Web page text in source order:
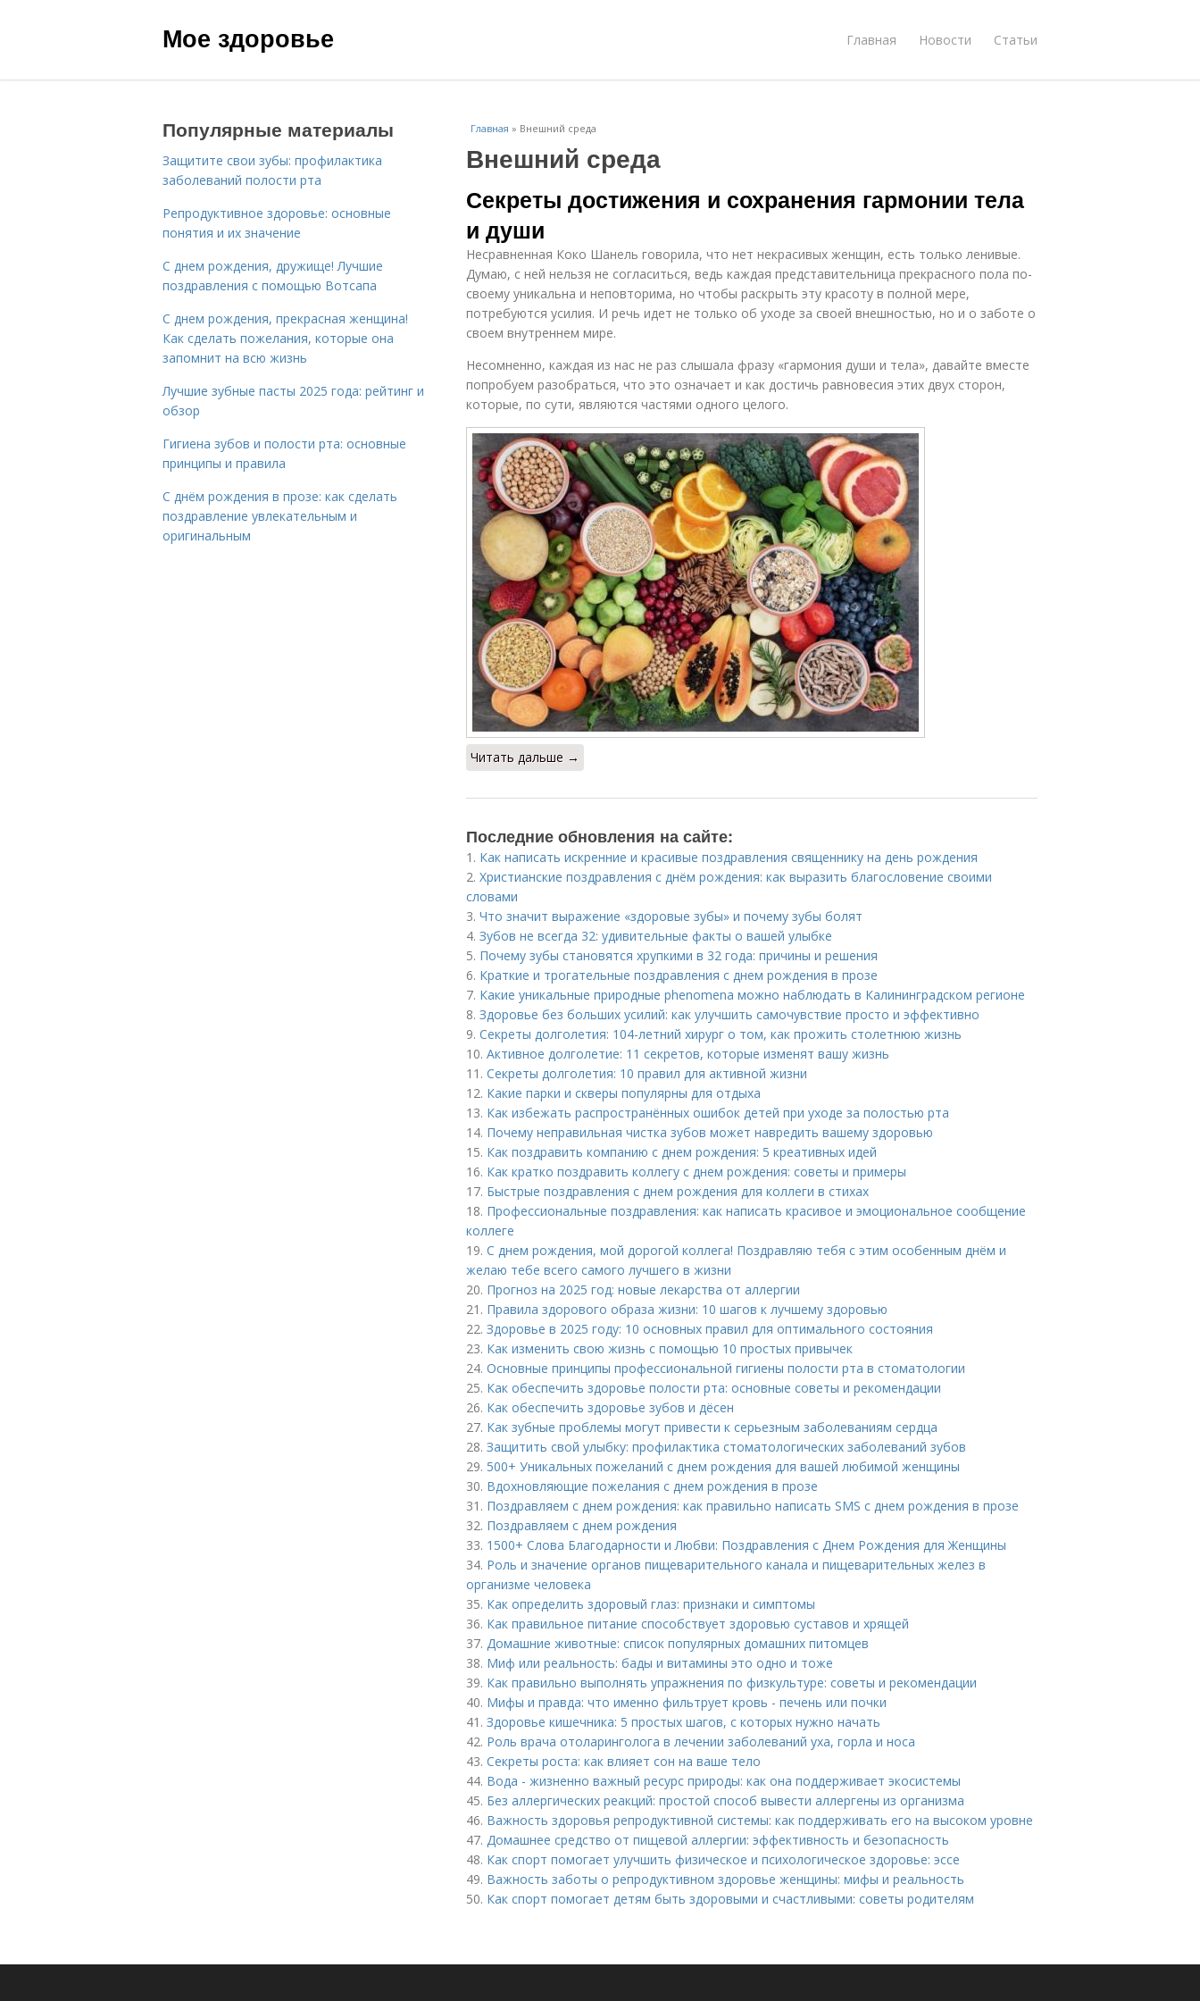
Мое здоровье Главная Новости Статьи
Главная » Внешний среда
Внешний среда
Секреты достижения и сохранения гармонии тела
и души
Несравненная Коко Шанель говорила, что нет некрасивых женщин, есть только ленивые.
Думаю, с ней нельзя не согласиться, ведь каждая представительница прекрасного пола по-
своему уникальна и неповторима, но чтобы раскрыть эту красоту в полной мере,
потребуются усилия. И речь идет не только об уходе за своей внешностью, но и о заботе о
своем внутреннем мире.
Несомненно, каждая из нас не раз слышала фразу «гармония души и тела», давайте вместе
попробуем разобраться, что это означает и как достичь равновесия этих двух сторон,
которые, по сути, являются частями одного целого.
Читать дальше →
Последние обновления на сайте:
1. Как написать искренние и красивые поздравления священнику на день рождения
2. Христианские поздравления с днём рождения: как выразить благословение своими
словами
3. Что значит выражение «здоровые зубы» и почему зубы болят
4. Зубов не всегда 32: удивительные факты о вашей улыбке
5. Почему зубы становятся хрупкими в 32 года: причины и решения
6. Краткие и трогательные поздравления с днем рождения в прозе
7. Какие уникальные природные phenomena можно наблюдать в Калининградском регионе
8. Здоровье без больших усилий: как улучшить самочувствие просто и эффективно
9. Секреты долголетия: 104-летний хирург о том, как прожить столетнюю жизнь
10. Активное долголетие: 11 секретов, которые изменят вашу жизнь
11. Секреты долголетия: 10 правил для активной жизни
12. Какие парки и скверы популярны для отдыха
13. Как избежать распространённых ошибок детей при уходе за полостью рта
14. Почему неправильная чистка зубов может навредить вашему здоровью
15. Как поздравить компанию с днем рождения: 5 креативных идей
16. Как кратко поздравить коллегу с днем рождения: советы и примеры
17. Быстрые поздравления с днем рождения для коллеги в стихах
18. Профессиональные поздравления: как написать красивое и эмоциональное сообщение
коллеге
19. С днем рождения, мой дорогой коллега! Поздравляю тебя с этим особенным днём и
желаю тебе всего самого лучшего в жизни
20. Прогноз на 2025 год: новые лекарства от аллергии
21. Правила здорового образа жизни: 10 шагов к лучшему здоровью
22. Здоровье в 2025 году: 10 основных правил для оптимального состояния
23. Как изменить свою жизнь с помощью 10 простых привычек
24. Основные принципы профессиональной гигиены полости рта в стоматологии
25. Как обеспечить здоровье полости рта: основные советы и рекомендации
26. Как обеспечить здоровье зубов и дёсен
27. Как зубные проблемы могут привести к серьезным заболеваниям сердца
28. Защитить свой улыбку: профилактика стоматологических заболеваний зубов
29. 500+ Уникальных пожеланий с днем рождения для вашей любимой женщины
30. Вдохновляющие пожелания с днем рождения в прозе
31. Поздравляем с днем рождения: как правильно написать SMS с днем рождения в прозе
32. Поздравляем с днем рождения
33. 1500+ Слова Благодарности и Любви: Поздравления с Днем Рождения для Женщины
34. Роль и значение органов пищеварительного канала и пищеварительных желез в
организме человека
35. Как определить здоровый глаз: признаки и симптомы
36. Как правильное питание способствует здоровью суставов и хрящей
37. Домашние животные: список популярных домашних питомцев
38. Миф или реальность: бады и витамины это одно и тоже
39. Как правильно выполнять упражнения по физкультуре: советы и рекомендации
40. Мифы и правда: что именно фильтрует кровь - печень или почки
41. Здоровье кишечника: 5 простых шагов, с которых нужно начать
42. Роль врача отоларинголога в лечении заболеваний уха, горла и носа
43. Секреты роста: как влияет сон на ваше тело
44. Вода - жизненно важный ресурс природы: как она поддерживает экосистемы
45. Без аллергических реакций: простой способ вывести аллергены из организма
46. Важность здоровья репродуктивной системы: как поддерживать его на высоком уровне
47. Домашнее средство от пищевой аллергии: эффективность и безопасность
48. Как спорт помогает улучшить физическое и психологическое здоровье: эссе
49. Важность заботы о репродуктивном здоровье женщины: мифы и реальность
50. Как спорт помогает детям быть здоровыми и счастливыми: советы родителям
Популярные материалы
Защитите свои зубы: профилактика
заболеваний полости рта
Репродуктивное здоровье: основные
понятия и их значение
С днем рождения, дружище! Лучшие
поздравления с помощью Вотсапа
С днем рождения, прекрасная женщина!
Как сделать пожелания, которые она
запомнит на всю жизнь
Лучшие зубные пасты 2025 года: рейтинг и
обзор
Гигиена зубов и полости рта: основные
принципы и правила
С днём рождения в прозе: как сделать
поздравление увлекательным и
оригинальным